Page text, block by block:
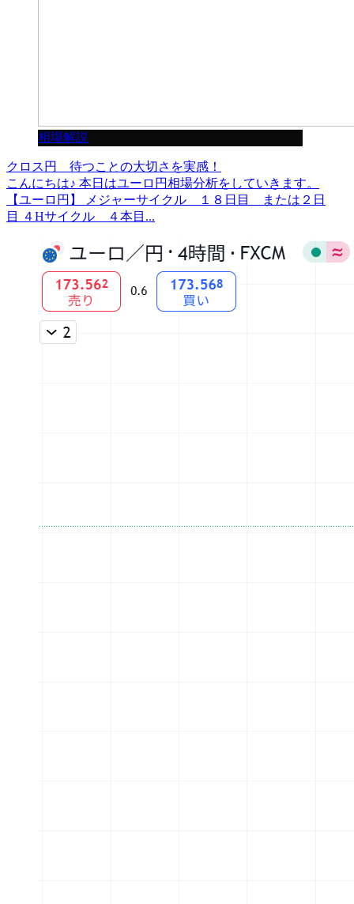
相場解説
クロス円 待つことの大切さを実感！
こんにちは♪ 本日はユーロ円相場分析をしていきます。
【ユーロ円】 メジャーサイクル １８日目 または２日
目 ４Hサイクル ４本目...